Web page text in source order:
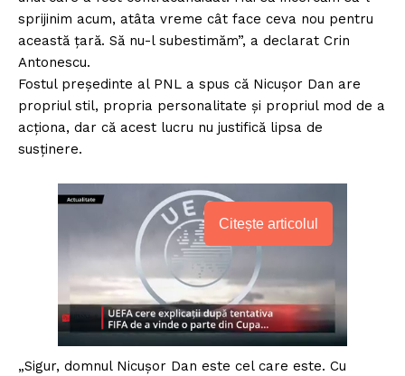
sprijinim acum, atâta vreme cât face ceva nou pentru
această ţară. Să nu-l subestimăm”, a declarat Crin
Antonescu.
Fostul preşedinte al PNL a spus că Nicuşor Dan are
propriul stil, propria personalitate şi propriul mod de a
acţiona, dar că acest lucru nu justifică lipsa de
susţinere.
Citește articolul
„Sigur, domnul Nicuşor Dan este cel care este. Cu